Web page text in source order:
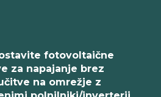
fotovoltaične
za napajanje brez
na omrežje z